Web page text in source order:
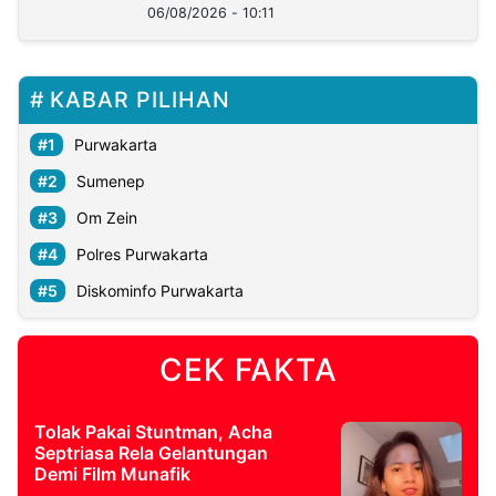
06/08/2026 - 10:11
KABAR PILIHAN
Purwakarta
Sumenep
Om Zein
Polres Purwakarta
Diskominfo Purwakarta
CEK FAKTA
Tolak Pakai Stuntman, Acha
Septriasa Rela Gelantungan
Demi Film Munafik